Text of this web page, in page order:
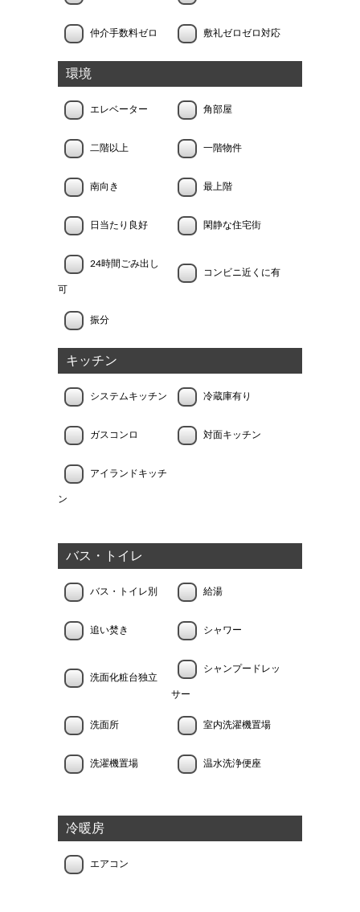
仲介手数料ゼロ 敷礼ゼロゼロ対応
環境
エレベーター 角部屋
二階以上 一階物件
南向き 最上階
日当たり良好 閑静な住宅街
24時間ごみ出し
可
コンビニ近くに有
振分
キッチン
システムキッチン 冷蔵庫有り
ガスコンロ 対面キッチン
アイランドキッチ
ン
バス・トイレ
バス・トイレ別 給湯
追い焚き シャワー
洗面化粧台独立
シャンプードレッ
サー
洗面所 室内洗濯機置場
洗濯機置場 温水洗浄便座
冷暖房
エアコン